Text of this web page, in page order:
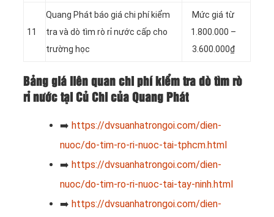
11
Quang Phát báo giá chi phí kiểm
tra và dò tìm rò rỉ nước cấp cho
trường học
Mức giá từ
1.800.000 –
3.600.000₫
Bảng giá liên quan chi phí kiểm tra dò tìm rò
rỉ nước tại Củ Chi của Quang Phát
➡️ https://dvsuanhatrongoi.com/dien-
nuoc/do-tim-ro-ri-nuoc-tai-tphcm.html
➡️ https://dvsuanhatrongoi.com/dien-
nuoc/do-tim-ro-ri-nuoc-tai-tay-ninh.html
➡️ https://dvsuanhatrongoi.com/dien-